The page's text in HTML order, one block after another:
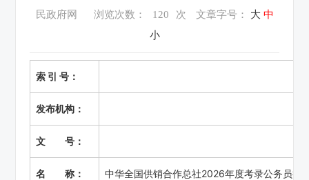
民政府网
浏览次数： 120 次 文章字号： 大 中
小
索 引 号：
发布机构：
文 号：
名 称： 中华全国供销合作总社2026年度考录公务员拟